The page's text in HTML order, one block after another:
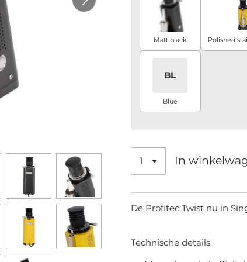
Matt black
BL
Blue
In
De Profitec Twist nu in
Technische details: